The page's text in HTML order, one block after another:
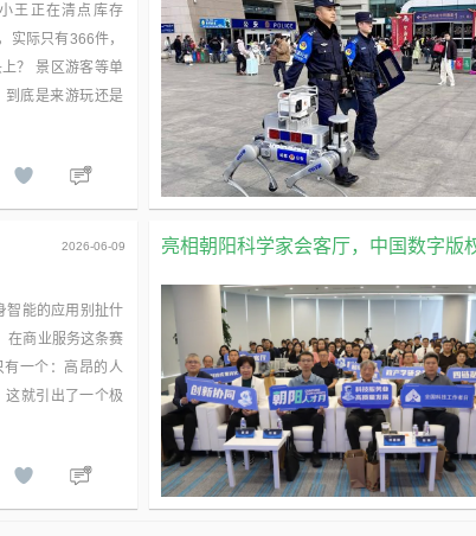
王正在清点库存
际只有366件，
？ 景区游客等单
到底是来游玩还是
2026-06-09
智能的应用别扯什
在商业服务这条赛
一个：高昂的人
这就引出了一个极
亮相朝阳科学家会客厅，中国数字版